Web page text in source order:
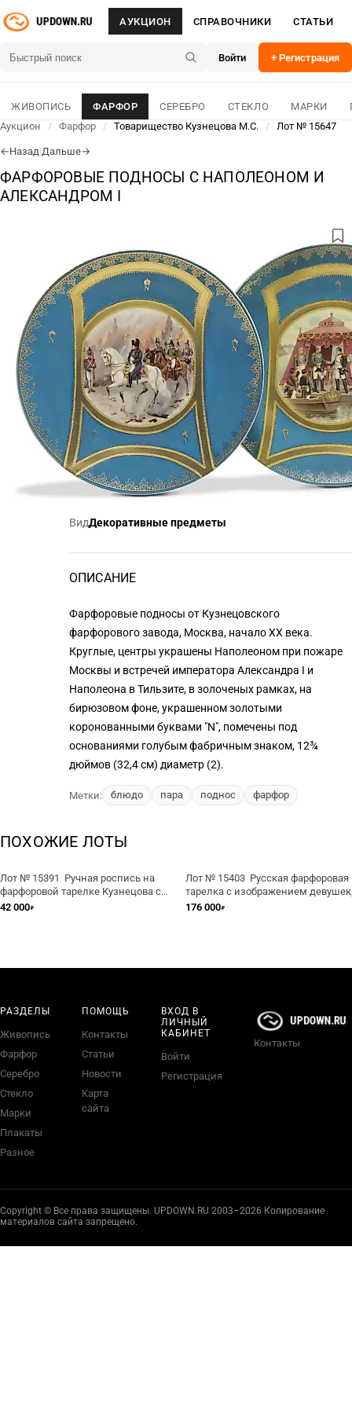
АУКЦИОН СПРАВОЧНИКИ СТАТЬИ
Войти + Регистрация
ЖИВОПИСЬ ФАРФОР СЕРЕБРО СТЕКЛО МАРКИ
Аукцион
/ Фарфор / Товарищество Кузнецова М.С. / Лот № 15647
←Назад|Дальше→
ФАРФОРОВЫЕ ПОДНОСЫ С НАПОЛЕОНОМ И
АЛЕКСАНДРОМ I
ОСНОВНОЕ ДЛЯ СВЯЗИ
3 802 000₽
АВТОРИЗОВАТЬСЯ
для совершения покупки необходимо авторизоваться
ХАРАКТЕРИСТИКИ
Раздел→
Фарфор
Изготовитель→ Товарищество Кузнецова М.С.
ВидДекоративные предметы
ОПИСАНИЕ
Фарфоровые подносы от Кузнецовского
фарфорового завода, Москва, начало XX века.
Круглые, центры украшены Наполеоном при пожаре
Москвы и встречей императора Александра I и
Наполеона в Тильзите, в золоченых рамках, на
бирюзовом фоне, украшенном золотыми
коронованными буквами "N", помечены под
основаниями голубым фабричным знаком, 12¾
дюймов (32,4 см) диаметр (2).
Метки: блюдо пара поднос фарфор
ПОХОЖИЕ ЛОТЫ
Лот № 15391 Ручная роспись на
фарфоровой тарелке Кузнецова с
изображением гусара на коне
42 000₽
Лот № 15403 Русская фарфоровая
тарелка с изображением
Кузнецовская фабрика фарфора
176 000₽
РАЗДЕЛЫ
Живопись
Фарфор
Серебро
Стекло
Марки
Плакаты
Разное
ПОМОЩЬ
Контакты
Статьи
Новости
Карта
сайта
ВХОД В
ЛИЧНЫЙ
КАБИНЕТ
Войти
Регистрация
Контакты
Copyright © Все права защищены. UPDOWN.RU 2003–2026 Копирование
материалов сайта запрещено.